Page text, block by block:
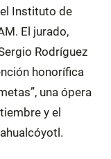
Instituto de
El jurado,
Rodríguez
honorífica
una ópera
y el